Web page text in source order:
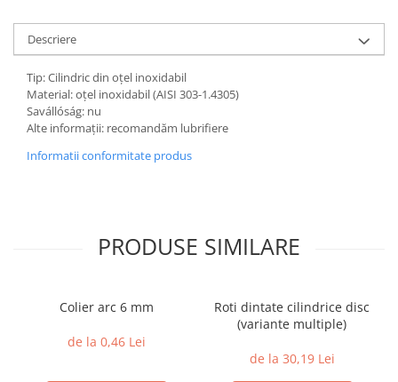
Descriere
Tip: Cilindric din oțel inoxidabil
Material: oțel inoxidabil (AISI 303-1.4305)
Savállóság: nu
Alte informații: recomandăm lubrifiere
Informatii conformitate produs
PRODUSE SIMILARE
Colier arc 6 mm
de la 0,46 Lei
Roti dintate cilindrice disc
(variante multiple)
de la 30,19 Lei